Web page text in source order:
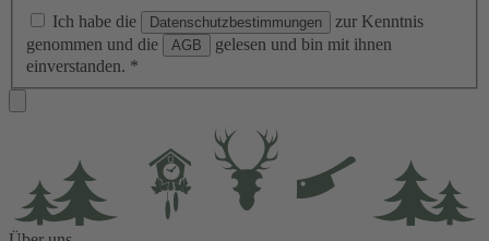
Ich habe die Datenschutzbestimmungen
zur Kenntnis
genommen und die
AGB
gelesen und bin mit ihnen
einverstanden. *